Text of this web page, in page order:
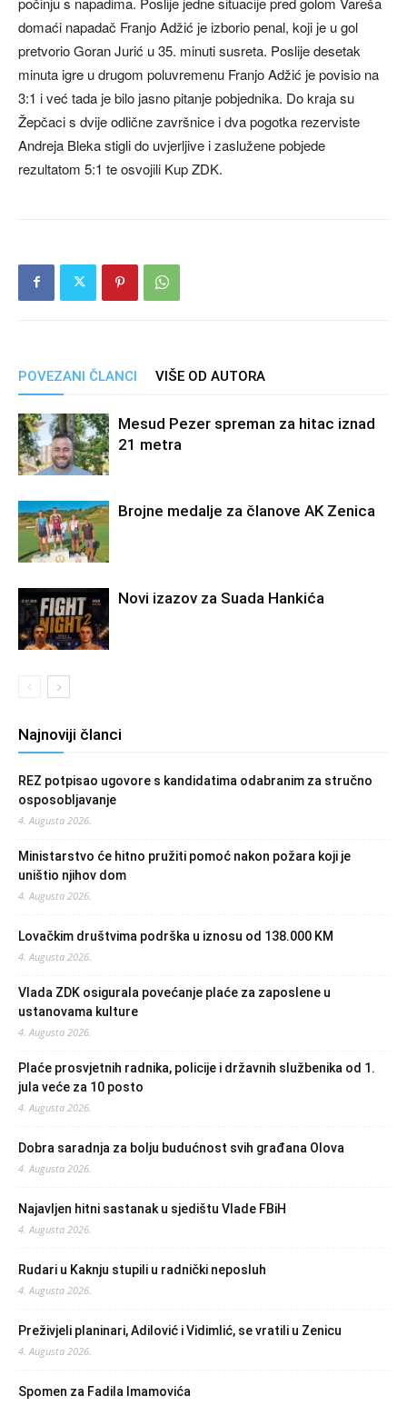
domaći napadač Franjo Adžić je izborio penal, koji je u gol
pretvorio Goran Jurić u 35. minuti susreta. Poslije desetak
minuta igre u drugom poluvremenu Franjo Adžić je povisio na
3:1 i već tada je bilo jasno pitanje pobjednika. Do kraja su
Žepčaci s dvije odlične završnice i dva pogotka rezerviste
Andreja Bleka stigli do uvjerljive i zaslužene pobjede
rezultatom 5:1 te osvojili Kup ZDK.
POVEZANI ČLANCI VIŠE OD AUTORA
Mesud Pezer spreman za hitac iznad
21 metra
Brojne medalje za članove AK Zenica
Novi izazov za Suada Hankića
Najnoviji članci
REZ potpisao ugovore s kandidatima odabranim za stručno
osposobljavanje
4. Augusta 2026.
Ministarstvo će hitno pružiti pomoć nakon požara koji je
uništio njihov dom
4. Augusta 2026.
Lovačkim društvima podrška u iznosu od 138.000 KM
4. Augusta 2026.
Vlada ZDK osigurala povećanje plaće za zaposlene u
ustanovama kulture
4. Augusta 2026.
Plaće prosvjetnih radnika, policije i državnih službenika od 1.
jula veće za 10 posto
4. Augusta 2026.
Dobra saradnja za bolju budućnost svih građana Olova
4. Augusta 2026.
Najavljen hitni sastanak u sjedištu Vlade FBiH
4. Augusta 2026.
Rudari u Kaknju stupili u radnički neposluh
4. Augusta 2026.
Preživjeli planinari, Adilović i Vidimlić, se vratili u Zenicu
4. Augusta 2026.
Spomen za Fadila Imamovića